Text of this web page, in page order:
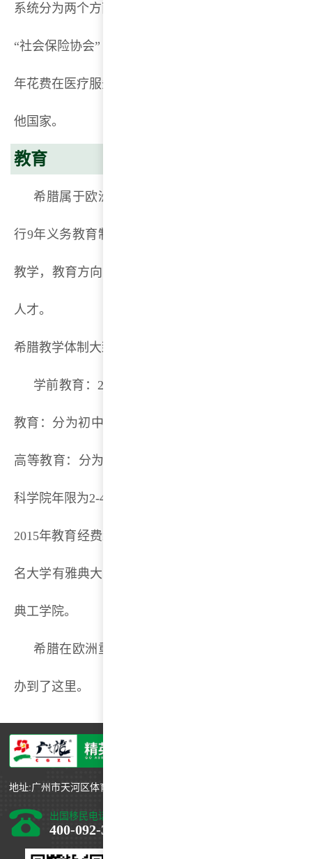
系统分为两个方面：私人医疗保险机构和国家公立医
“社会保险协会”（IKA）为该国社会保障的主要组织
年花费在医疗服务上的费用，占国民生产总值的
他国家。
教育
希腊属于欧洲教育体系，是最早建立教育制度的
行9年义务教育制，公立中小学免费，大学实行奖学
教学，教育方向分为职业发展和深度研究，根据学生
人才。
希腊教学体制大致分为：
学前教育：2年；初等教育：6年，从6岁开始，1-
教育：分为初中和高中两个阶段。学习年限各为3年
高等教育：分为大学和高等专科学校。大学的年限
科学院年限为2-4年。
2015年教育经费约占国内生产总值的1.6%。全国共有
名大学有雅典大学、萨洛尼卡大学、克里特大学、佩
典工学院。
希腊在欧洲重要的地理位置，吸引了许多外国著
办到了这里。
地址:广州市天河区体育西路191号中石化大厦B塔46层
出国移民电话
400-092-3088